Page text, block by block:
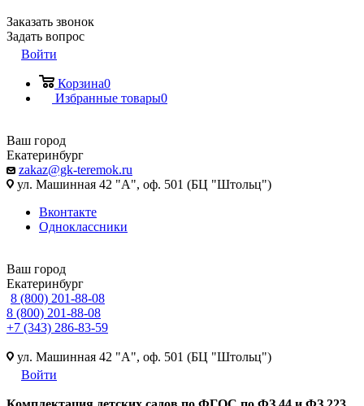
Заказать звонок
Задать вопрос
Войти
Корзина0
Избранные товары0
Ваш город
Екатеринбург
zakaz@gk-teremok.ru
ул. Машинная 42 "А", оф. 501 (БЦ "Штольц")
Вконтакте
Одноклассники
Ваш город
Екатеринбург
8 (800) 201-88-08
8 (800) 201-88-08
+7 (343) 286-83-59
ул. Машинная 42 "А", оф. 501 (БЦ "Штольц")
Войти